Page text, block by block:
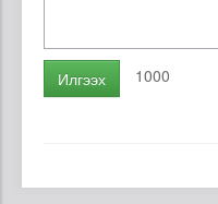
Илгээх 1000